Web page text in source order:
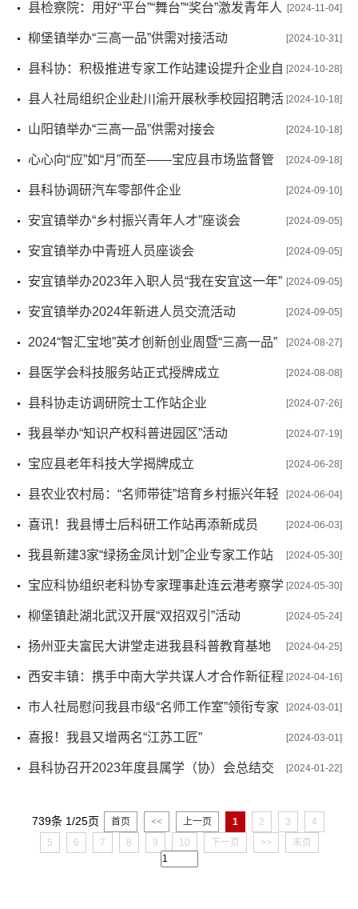
训 [2024-11-04]
县检察院：用好“平台”“舞台”“奖台”激发青年人
才队伍活力 [2024-10-31]
柳堡镇举办“三高一品”供需对接活动
[2024-10-28]
县科协：积极推进专家工作站建设提升企业自
主创新能力 [2024-10-18]
县人社局组织企业赴川渝开展秋季校园招聘活
动 [2024-10-18]
山阳镇举办“三高一品”供需对接会
[2024-09-18]
心心向“应”如“月”而至——宝应县市场监督管
理局开展2024年青年人才中秋游园会 [2024-09-10]
县科协调研汽车零部件企业
[2024-09-05]
安宜镇举办“乡村振兴青年人才”座谈会
[2024-09-05]
安宜镇举办中青班人员座谈会
[2024-09-05]
安宜镇举办2023年入职人员“我在安宜这一年”
述职演讲活动 [2024-09-05]
安宜镇举办2024年新进人员交流活动
[2024-08-27]
2024“智汇宝地”英才创新创业周暨“三高一品”
供需对接活动正式启幕！ [2024-08-08]
县医学会科技服务站正式授牌成立
[2024-07-26]
县科协走访调研院士工作站企业
[2024-07-19]
我县举办“知识产权科普进园区”活动
[2024-06-28]
宝应县老年科技大学揭牌成立
[2024-06-04]
县农业农村局：“名师带徒”培育乡村振兴年轻
力量 [2024-06-03]
喜讯！我县博士后科研工作站再添新成员
[2024-05-30]
我县新建3家“绿扬金凤计划”企业专家工作站
[2024-05-30]
宝应科协组织老科协专家理事赴连云港考察学
习 [2024-05-24]
柳堡镇赴湖北武汉开展“双招双引”活动
[2024-04-25]
扬州亚夫富民大讲堂走进我县科普教育基地
[2024-04-16]
西安丰镇：携手中南大学共谋人才合作新征程
[2024-03-01]
市人社局慰问我县市级“名师工作室”领衔专家
代表 [2024-03-01]
喜报！我县又增两名“江苏工匠”
[2024-01-22]
县科协召开2023年度县属学（协）会总结交
739条 1/25页 首页 << 上一页 1 2 3
4
5
6 7 8 9 10 下一页 >> 末页